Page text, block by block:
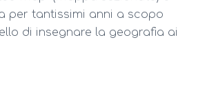
per tantissimi anni a scopo
di insegnare la geografia ai